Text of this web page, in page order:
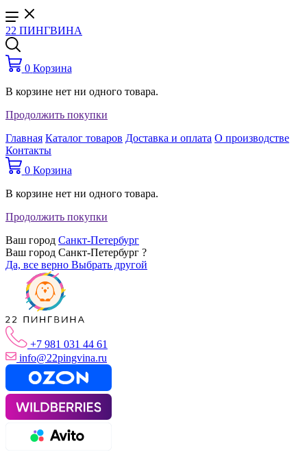
22 ПИНГВИНА
0 Корзина
В корзине нет ни одного товара.
Продолжить покупки
Главная Каталог товаров Доставка и оплата О производстве
Контакты
0 Корзина
В корзине нет ни одного товара.
Продолжить покупки
Ваш город Санкт-Петербург
Ваш город Санкт-Петербург ?
Да, все верно Выбрать другой
+7 981 031 44 61
info@22pingvina.ru